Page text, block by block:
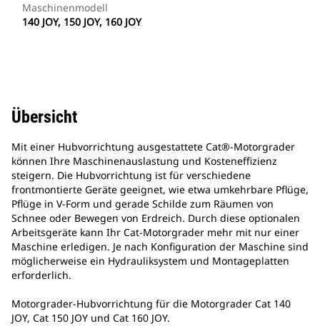
Maschinenmodell
140 JOY, 150 JOY, 160 JOY
Übersicht
Mit einer Hubvorrichtung ausgestattete Cat®-Motorgrader
können Ihre Maschinenauslastung und Kosteneffizienz
steigern. Die Hubvorrichtung ist für verschiedene
frontmontierte Geräte geeignet, wie etwa umkehrbare Pflüge,
Pflüge in V-Form und gerade Schilde zum Räumen von
Schnee oder Bewegen von Erdreich. Durch diese optionalen
Arbeitsgeräte kann Ihr Cat-Motorgrader mehr mit nur einer
Maschine erledigen. Je nach Konfiguration der Maschine sind
möglicherweise ein Hydrauliksystem und Montageplatten
erforderlich.
Motorgrader-Hubvorrichtung für die Motorgrader Cat 140
JOY, Cat 150 JOY und Cat 160 JOY.